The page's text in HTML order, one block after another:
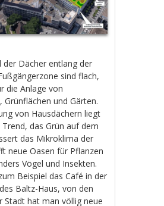
der Dächer entlang der
sind flach,
die Anlage von
Grünflächen und Gärten.
von Hausdächern liegt
das Grün auf dem
das Mikroklima der
neue Oasen für Pflanzen
Vögel und Insekten.
Beispiel das Café in der
Baltz-Haus, von den
Stadt hat man völlig neue